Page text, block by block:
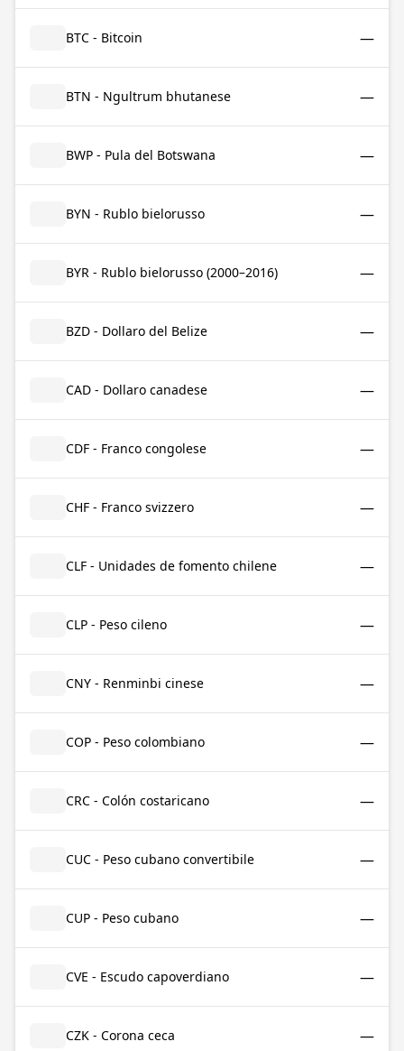
BTC - Bitcoin —
BTN - Ngultrum bhutanese —
BWP - Pula del Botswana —
BYN - Rublo bielorusso —
BYR - Rublo bielorusso (2000–2016) —
BZD - Dollaro del Belize —
CAD - Dollaro canadese —
CDF - Franco congolese —
CHF - Franco svizzero —
CLF - Unidades de fomento chilene —
CLP - Peso cileno —
CNY - Renminbi cinese —
COP - Peso colombiano —
CRC - Colón costaricano —
CUC - Peso cubano convertibile —
CUP - Peso cubano —
CVE - Escudo capoverdiano —
CZK - Corona ceca —